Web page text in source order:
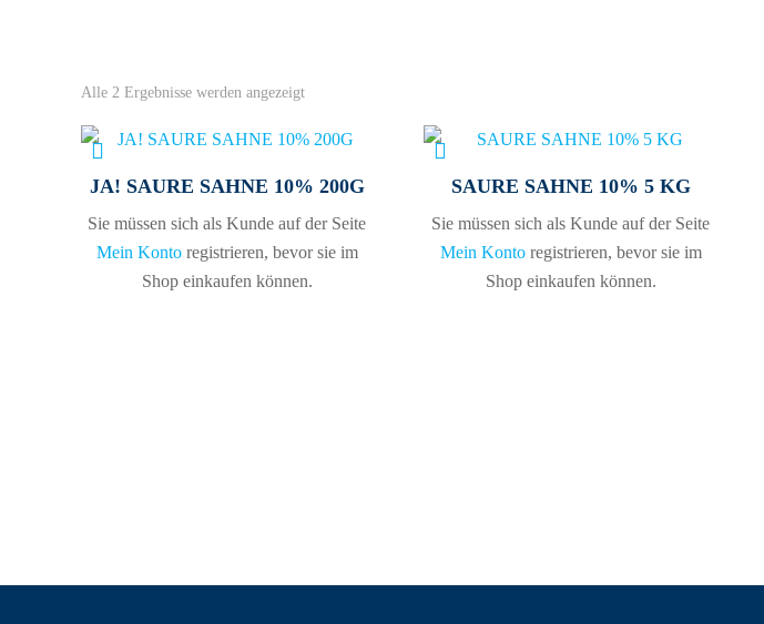
Alle 2 Ergebnisse werden angezeigt
JA! SAURE SAHNE 10% 200G
Sie müssen sich als Kunde auf der Seite
Mein Kontoregistrieren, bevor sie im
Shop einkaufen können.
SAURE SAHNE 10% 5 KG
Sie müssen sich als Kunde auf der Seite
Mein Kontoregistrieren, bevor sie im
Shop einkaufen können.